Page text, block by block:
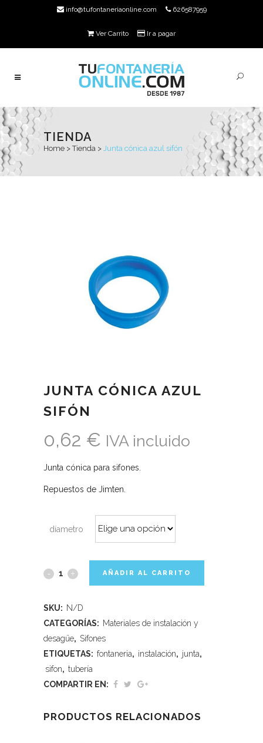
info@tufontaneriaonline.com 626587959
Ver Carrito Ir a pagar
TIENDA
Home >Tienda > Junta cónica azul sifón
JUNTA CÓNICA AZUL
SIFÓN
0,62 € IVA incluido
Junta cónica para sifones.
Repuestos de Jimten.
díametro
AÑADIR AL CARRITO
SKU: N/D
CATEGORÍAS: Materiales de instalación y
desagüe, Sifones
ETIQUETAS: fontaneria, instalación, junta,
sifon, tubería
COMPARTIR EN:
PRODUCTOS RELACIONADOS